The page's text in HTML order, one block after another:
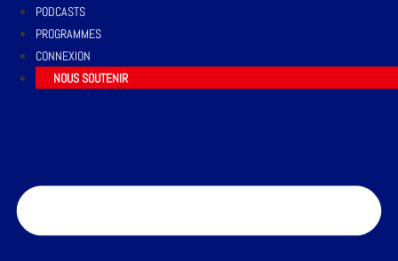
PODCASTS
PROGRAMMES
CONNEXION
NOUS SOUTENIR